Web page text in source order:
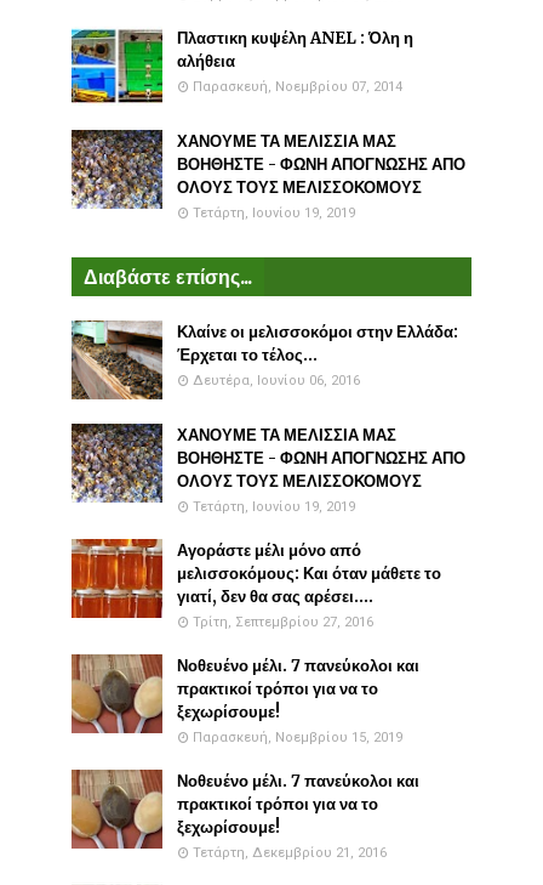
Πλαστικη κυψέλη ANEL : Όλη η
αλήθεια
Παρασκευή, Νοεμβρίου 07, 2014
ΧΑΝΟΥΜΕ ΤΑ ΜΕΛΙΣΣΙΑ ΜΑΣ
ΒΟΗΘΗΣΤΕ - ΦΩΝΗ ΑΠΟΓΝΩΣΗΣ ΑΠΟ
ΟΛΟΥΣ ΤΟΥΣ ΜΕΛΙΣΣΟΚΟΜΟΥΣ
Τετάρτη, Ιουνίου 19, 2019
Διαβάστε επίσης...
Κλαίνε οι μελισσοκόμοι στην Ελλάδα:
Έρχεται το τέλος...
Δευτέρα, Ιουνίου 06, 2016
ΧΑΝΟΥΜΕ ΤΑ ΜΕΛΙΣΣΙΑ ΜΑΣ
ΒΟΗΘΗΣΤΕ - ΦΩΝΗ ΑΠΟΓΝΩΣΗΣ ΑΠΟ
ΟΛΟΥΣ ΤΟΥΣ ΜΕΛΙΣΣΟΚΟΜΟΥΣ
Τετάρτη, Ιουνίου 19, 2019
Αγοράστε μέλι μόνο από
μελισσοκόμους: Και όταν μάθετε το
γιατί, δεν θα σας αρέσει....
Τρίτη, Σεπτεμβρίου 27, 2016
Νοθευένο μέλι. 7 πανεύκολοι και
πρακτικοί τρόποι για να το
ξεχωρίσουμε!
Παρασκευή, Νοεμβρίου 15, 2019
Νοθευένο μέλι. 7 πανεύκολοι και
πρακτικοί τρόποι για να το
ξεχωρίσουμε!
Τετάρτη, Δεκεμβρίου 21, 2016